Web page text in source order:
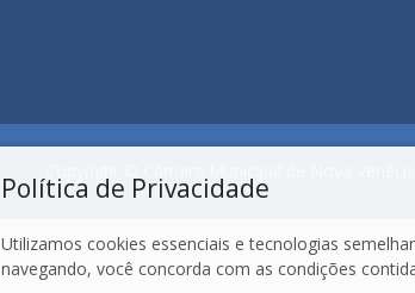
Política de Privacidade
Utilizamos cookies essenciais e tecnologias
navegando, você concorda com as condições